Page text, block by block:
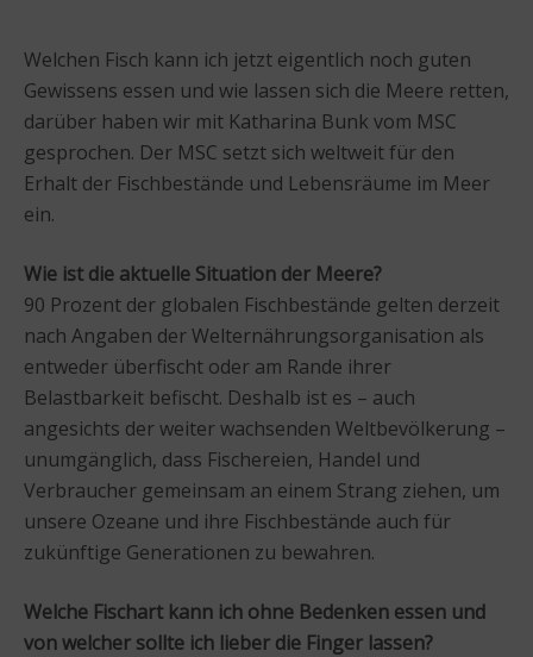
Welchen Fisch kann ich jetzt eigentlich noch guten
Gewissens essen und wie lassen sich die Meere retten,
darüber haben wir mit Katharina Bunk vom MSC
gesprochen. Der MSC setzt sich weltweit für den
Erhalt der Fischbestände und Lebensräume im Meer
ein.
Wie ist die aktuelle Situation der Meere?
90 Prozent der globalen Fischbestände gelten derzeit
nach Angaben der Welternährungsorganisation als
entweder überfischt oder am Rande ihrer
Belastbarkeit befischt. Deshalb ist es – auch
angesichts der weiter wachsenden Weltbevölkerung –
unumgänglich, dass Fischereien, Handel und
Verbraucher gemeinsam an einem Strang ziehen, um
unsere Ozeane und ihre Fischbestände auch für
zukünftige Generationen zu bewahren.
Welche Fischart kann ich ohne Bedenken essen und
von welcher sollte ich lieber die Finger lassen?